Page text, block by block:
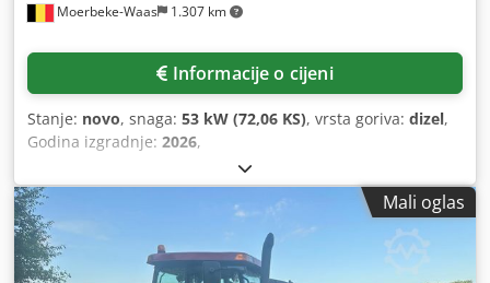
Moerbeke-Waas 1.307 km
Informacije o cijeni
Stanje: novo, snaga: 53 kW (72,06 KS), vrsta goriva: dizel,
Godina izgradnje: 2026,
Mali oglas